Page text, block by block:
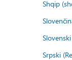
Shqip
Srpski